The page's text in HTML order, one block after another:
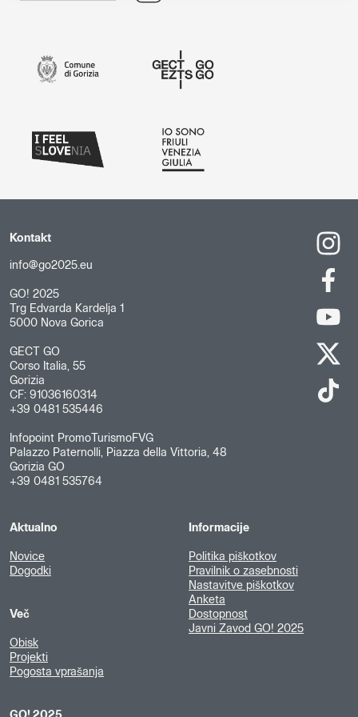
Kontakt
info@go2025.eu
GO! 2025
Trg Edvarda Kardelja 1
5000 Nova Gorica
GECT GO
Corso Italia, 55
Gorizia
CF: 91036160314
+39 0481 535446
Infopoint PromoTurismoFVG
Palazzo Paternolli, Piazza della Vittoria, 48
Gorizia GO
+39 0481 535764
Aktualno
Novice
Dogodki
Več
Obisk
Projekti
Pogosta vprašanja
Informacije
Politika piškotkov
Pravilnik o zasebnosti
Nastavitve piškotkov
Anketa
Dostopnost
Javni Zavod GO! 2025